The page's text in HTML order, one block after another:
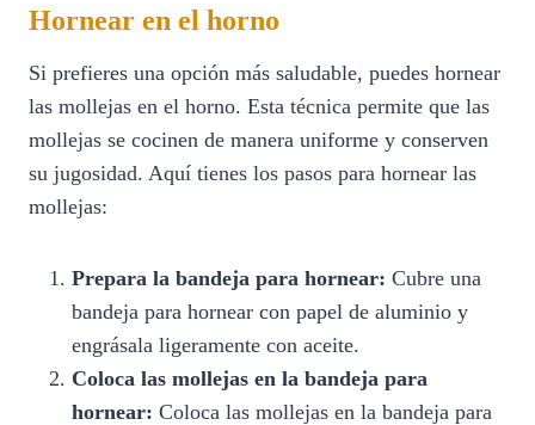
Hornear en el horno
Si prefieres una opción más saludable, puedes hornear
las mollejas en el horno. Esta técnica permite que las
mollejas se cocinen de manera uniforme y conserven
su jugosidad. Aquí tienes los pasos para hornear las
mollejas:
Prepara la bandeja para hornear: Cubre una
bandeja para hornear con papel de aluminio y
engrásala ligeramente con aceite.
Coloca las mollejas en la bandeja para
hornear: Coloca las mollejas en la bandeja para